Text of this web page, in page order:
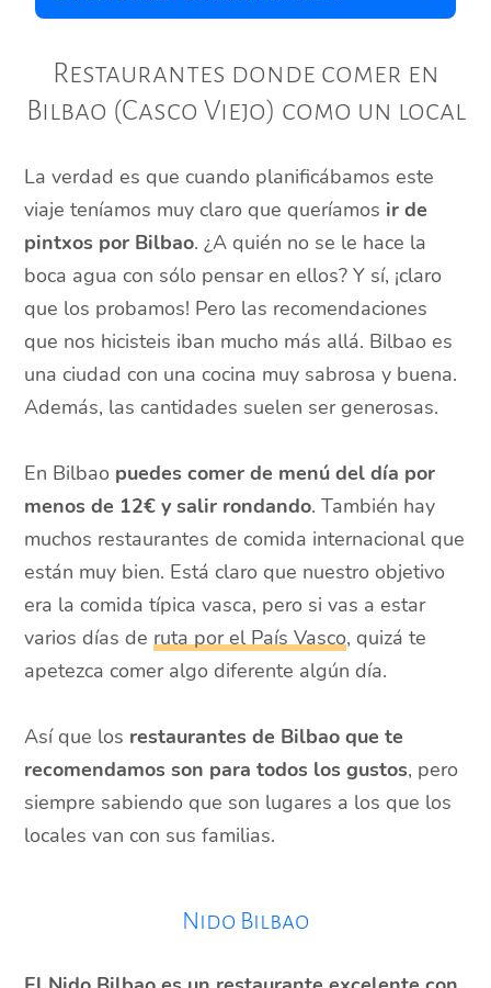
Restaurantes donde comer en
Bilbao (Casco Viejo) como un local
La verdad es que cuando planificábamos este
viaje teníamos muy claro que queríamos ir de
pintxos por Bilbao. ¿A quién no se le hace la
boca agua con sólo pensar en ellos? Y sí, ¡claro
que los probamos! Pero las recomendaciones
que nos hicisteis iban mucho más allá. Bilbao es
una ciudad con una cocina muy sabrosa y buena.
Además, las cantidades suelen ser generosas.
En Bilbao puedes comer de menú del día por
menos de 12€ y salir rondando. También hay
muchos restaurantes de comida internacional que
están muy bien. Está claro que nuestro objetivo
era la comida típica vasca, pero si vas a estar
varios días deruta por el País Vasco, quizá te
apetezca comer algo diferente algún día.
Así que los restaurantes de Bilbao que te
recomendamos son para todos los gustos, pero
siempre sabiendo que son lugares a los que los
locales van con sus familias.
Nido Bilbao